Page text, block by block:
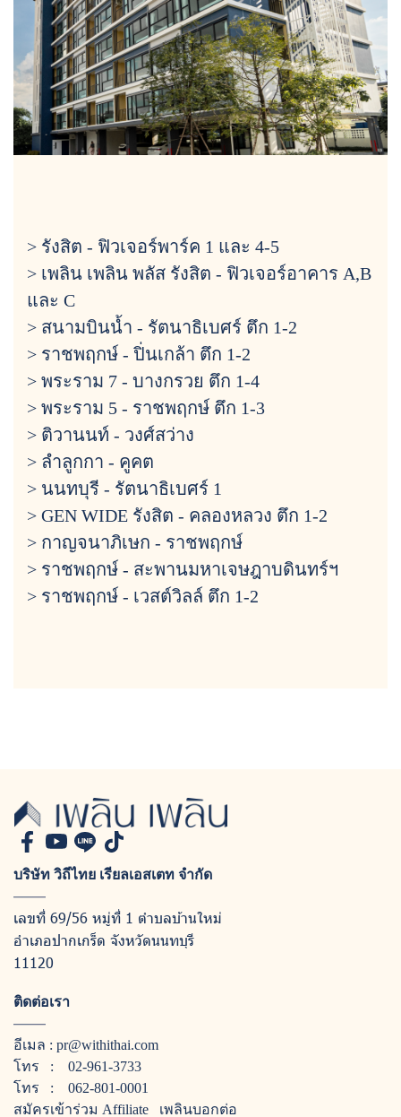
> รังสิต - ฟิวเจอร์พาร์ค 1 และ 4-5
> เพลิน เพลิน พลัส รังสิต - ฟิวเจอร์อาคาร A,B
และ C
> สนามบินน้ำ - รัตนาธิเบศร์ ตึก 1-2
> ราชพฤกษ์ - ปิ่นเกล้า ตึก 1-2
> พระราม 7 - บางกรวย ตึก 1-4
> พระราม 5 - ราชพฤกษ์ ตึก 1-3
> ติวานนท์ - วงศ์สว่าง
> ลำลูกกา - คูคต
> นนทบุรี - รัตนาธิเบศร์ 1
> GEN WIDE รังสิต - คลองหลวง ตึก 1-2
> กาญจนาภิเษก - ราชพฤกษ์
> ราชพฤกษ์ - สะพานมหาเจษฎาบดินทร์ฯ
> ราชพฤกษ์ - เวสต์วิลล์ ตึก 1-2
บริษัท วิถีไทย เรียลเอสเตท จำกัด
เลขที่ 69/56 หมู่ที่ 1 ตำบลบ้านใหม่
อำเภอปากเกร็ด จังหวัดนนทบุรี
11120
ติดต่อเรา
อีเมล : pr@withithai.com
โทร : 02-961-3733
โทร : 062-801-0001
สมัครเข้าร่วม Affiliate เพลินบอกต่อ